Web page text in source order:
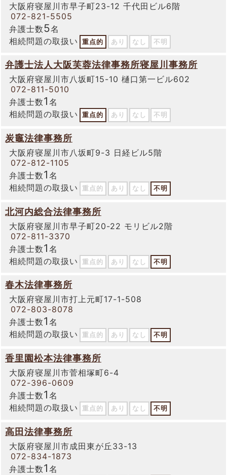
大阪府寝屋川市早子町23-12 千代田ビル6階
072-821-5505
弁護士数5名
相続問題の取扱い
重点的 あり なし 不明
弁護士法人大阪芙蓉法律事務所寝屋川事務所
大阪府寝屋川市八坂町15-10 樋口第一ビル602
072-811-5010
弁護士数1 名
相続問題の取扱い
重点的 あり なし 不明
炭竈法律事務所
大阪府寝屋川市八坂町9-3 日経ビル5階
072-812-1105
弁護士数1 名
相続問題の取扱い
重点的 あり なし 不明
北河内総合法律事務所
大阪府寝屋川市早子町20-22 モリビル2階
072-811-3370
弁護士数1 名
相続問題の取扱い
重点的 あり なし 不明
春木法律事務所
大阪府寝屋川市打上元町17-1-508
072-803-8078
弁護士数1 名
相続問題の取扱い
重点的 あり なし 不明
香里園松本法律事務所
大阪府寝屋川市菅相塚町6-4
072-396-0609
弁護士数1 名
相続問題の取扱い
重点的 あり なし 不明
高田法律事務所
大阪府寝屋川市成田東が丘33-13
072-834-1873
弁護士数1 名